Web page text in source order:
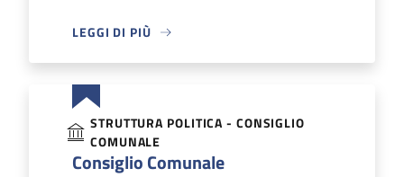
LEGGI DI PIÙ
STRUTTURA POLITICA - CONSIGLIO
COMUNALE
Consiglio Comunale